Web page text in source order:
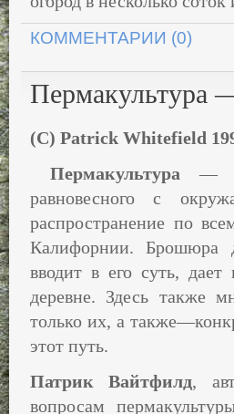
КОММЕНТАРИИ (0)
Пермакультура
(C) Patrick Whitefield
Пермакультура —
равновесного с
распространение по
Калифорнии. Брошюра
вводит в его суть,
деревне. Здесь также
только их, а
этот путь.
Патрик Вайтфилд,
вопросам